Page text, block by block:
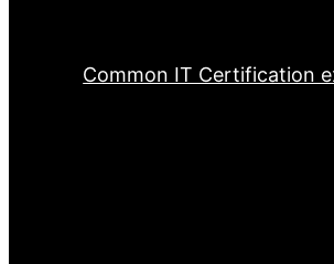
Common IT Certification